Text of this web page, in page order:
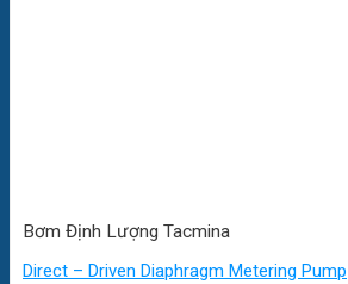
Bơm Định Lượng Tacmina
Direct – Driven Diaphragm Metering Pump